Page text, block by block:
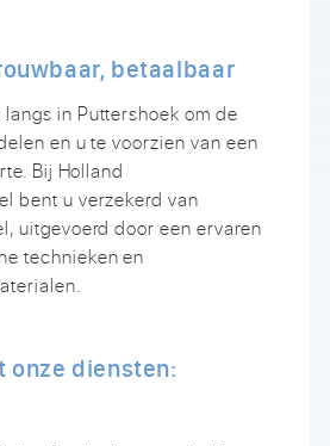
betaalbaar
in Puttershoek om de
en u te voorzien van een
Bij Holland
bent u verzekerd van
uitgevoerd door een ervaren
technieken en
onze diensten: